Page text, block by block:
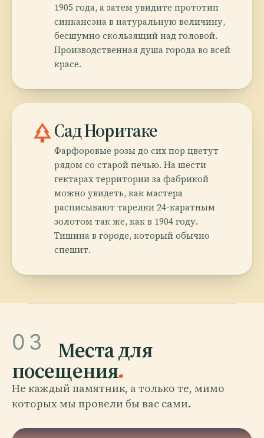
1905 года, а затем увидите прототип
синкансэна в натуральную величину,
бесшумно скользящий над головой.
Производственная душа города во всей
красе.
parkСад Норитаке
Фарфоровые розы до сих пор цветут
рядом со старой печью. На шести
гектарах территории за фабрикой
можно увидеть, как мастера
расписывают тарелки 24-каратным
золотом так же, как в 1904 году.
Тишина в городе, который обычно
спешит.
03 Места для
посещения.
Не каждый памятник, а только те, мимо
которых мы провели бы вас сами.